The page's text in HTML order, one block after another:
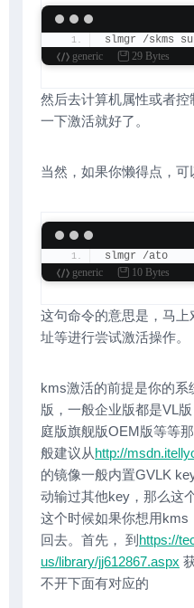
slmgr /skms
generic
29 Bytes
然后去计算机属性或者
一下激活就好了。
当然，如果你懒得点，可
slmgr /ato
generic
10 Bytes
这句命令的意思是，马
址等进行尝试激活操作。
kms激活的前提是你的系
版，一般企业版都是VL
庭版旗舰版OEM版等等
般建议从http://
的镜像一般内置GVLK
动输过其他key，那么这
这个时候如果你想用kms
回去。首先， 到 https://
us/library/jj612867.aspx⁠
不开下面有对应的